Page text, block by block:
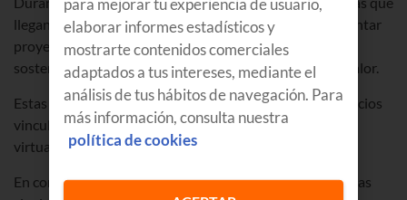
llegan hasta los 23.000 anuales por empresa para implantar
proyectos de diagnóstico o tecnologías digitales y
sostenibles que redunden en mejoras en la cadena de valor.
Estas ayudas van dirigidas a productos, procesos y servicios
vinculados a temas emergentes comoBig data
virtual o eficiencia energética.
En concreto, se aplican a soluciones tecnológicas como las
elaborar informes estadísticos y
mostrarte contenidos comerciales
adaptados a tus intereses, mediante el
análisis de tus hábitos de navegación. Para
más información, consulta nuestra
política de cookies